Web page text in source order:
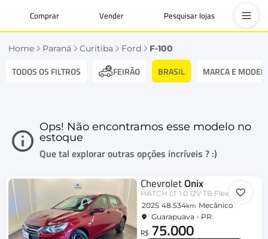
Comprar Vender Pesquisar lojas
Home Paraná Curitiba Ford F-100
TODOS OS FILTROS FEIRÃO BRASIL MARCA E
Ops! Não encontramos esse modelo no
estoque
Que tal explorar outras opções incríveis ? :)
ChevroletOnix
HATCH LT 1.0 12V TB Flex 5p Mec.
2025 48.534km Mecânico
Guarapuava - PR
R$ 75.000